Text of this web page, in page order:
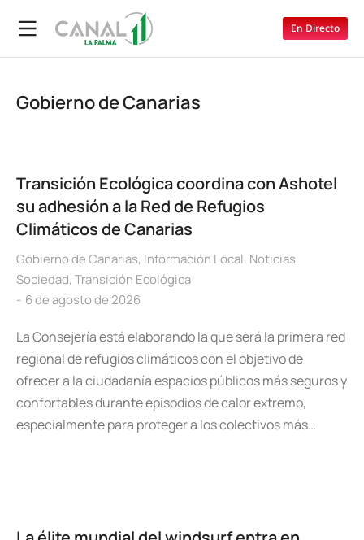
En Directo
Gobierno de Canarias
Transición Ecológica coordina con Ashotel
su adhesión a la Red de Refugios
Climáticos de Canarias
Gobierno de Canarias, Información Local, Noticias,
Sociedad, Transición Ecológica
6 de agosto de 2026
La Consejería está elaborando la que será la primera red
regional de refugios climáticos con el objetivo de
ofrecer a la ciudadanía espacios públicos más seguros y
confortables durante episodios de calor extremo,
especialmente para proteger a los colectivos más…